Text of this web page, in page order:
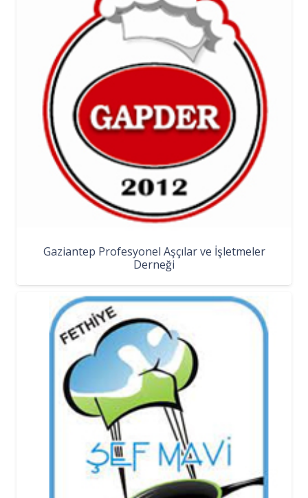
Gaziantep Profesyonel Aşçılar ve İşletmeler
Derneği